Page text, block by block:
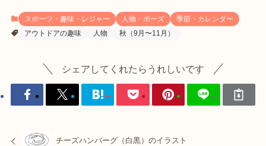
スポーツ・趣味・レジャー 人物・ポーズ
季節・カレンダー
アウトドアの趣味
人物 秋（9月〜11月）
シェアしてくれたらうれしいです
チーズハンバーグ（白黒）のイラスト